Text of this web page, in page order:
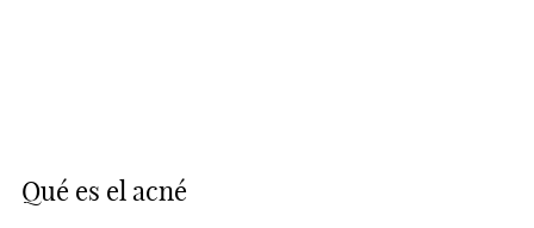
Qué es el acné